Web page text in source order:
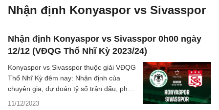
Nhận định Konyaspor vs Sivasspor
Nhận định Konyaspor vs Sivasspor 0h00 ngày
12/12 (VĐQG Thổ Nhĩ Kỳ 2023/24)
11/12/2023
Konyaspor vs Sivasspor thuộc giải VĐQG
Thổ Nhĩ Kỳ đêm nay: Nhận định của
chuyên gia, dự đoán tỷ số trận đấu, phân
tích kết quả, thống kê chi tiết.